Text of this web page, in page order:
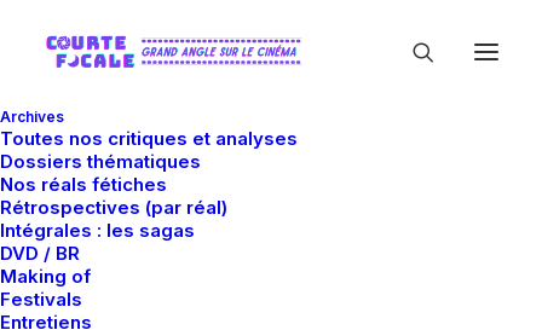
Archives
Toutes nos critiques et analyses
Dossiers thématiques
Nos réals fétiches
Rétrospectives (par réal)
Intégrales : les sagas
DVD / BR
Making of
Festivals
Entretiens